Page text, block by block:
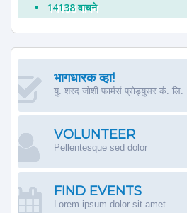
14138 वाचने
भागधारक व्हा!
यु. शरद जोशी फार्मर्स प्रोड्युसर कं. लि.
VOLUNTEER
Pellentesque sed dolor
FIND EVENTS
Lorem ipsum dolor sit amet